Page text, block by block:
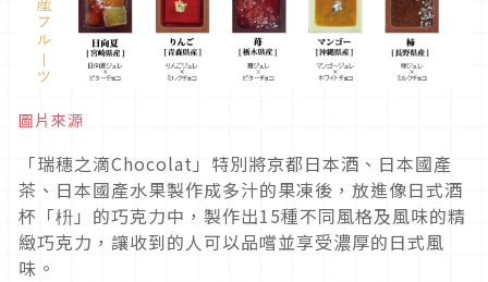
圖片來源
「瑞穗之滴Chocolat」特別將京都日本酒、日本國產
茶、日本國產水果製作成多汁的果凍後，放進像日式酒
杯「枡」的巧克力中，製作出15種不同風格及風味的精
緻巧克力，讓收到的人可以品嚐並享受濃厚的日式風
味。